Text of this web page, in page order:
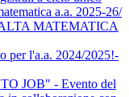
a.a. 2025-26/
MATEMATICA
per l'a.a. 2024/2025!-
JOB" - Evento del